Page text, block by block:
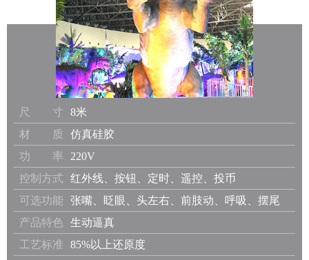
尺 寸
8米
材 质
仿真硅胶
功 率
220V
控制方式
红外线、按钮、定时、遥控、投币
可选功能
张嘴、眨眼、头左右、前肢动、呼吸、摆尾
产品特色
生动逼真
工艺标准
85%以上还原度